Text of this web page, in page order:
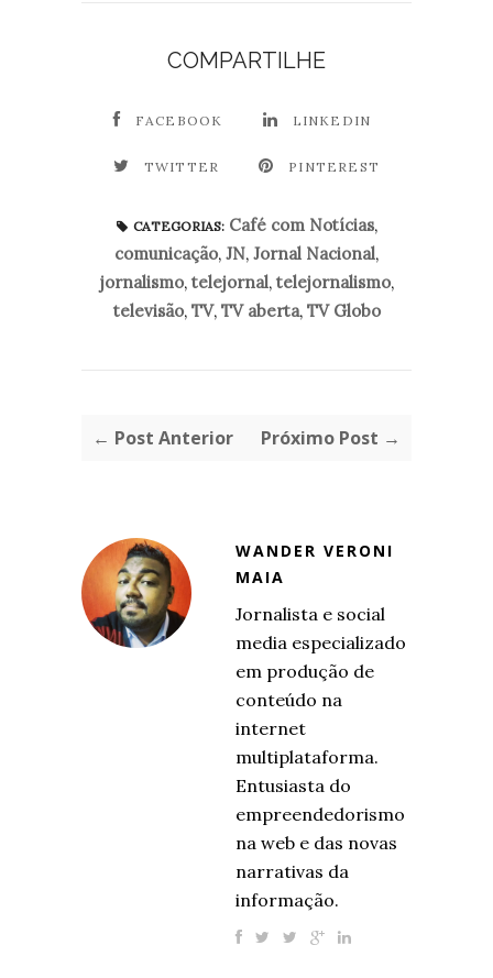
COMPARTILHE
FACEBOOK LINKEDIN
TWITTER PINTEREST
CATEGORIAS: Café com Notícias,
comunicação, JN, Jornal Nacional,
jornalismo, telejornal, telejornalismo,
televisão, TV, TV aberta, TV Globo
← Post Anterior Próximo Post →
WANDER VERONI
MAIA
Jornalista e social
media especializado
em produção de
conteúdo na
internet
multiplataforma.
Entusiasta do
empreendedorismo
na web e das novas
narrativas da
informação.